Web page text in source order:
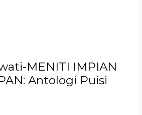
MENITI IMPIAN
Antologi Puisi